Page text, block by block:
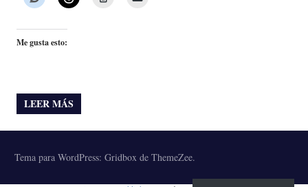
Me gusta esto:
LEER MÁS
Tema para WordPress: Gridbox de ThemeZee.